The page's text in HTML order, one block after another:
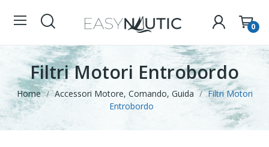
0
Filtri Motori Entrobordo
Home Accessori Motore, Comando, Guida
Filtri Motori
Entrobordo